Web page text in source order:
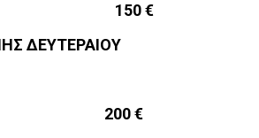
150 €
ΕΚΑΛΗΣ 200 €